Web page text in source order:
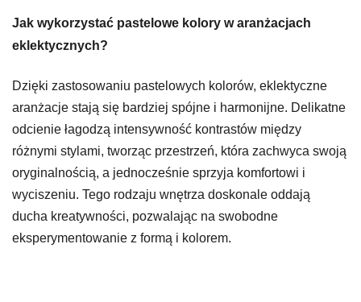
Jak wykorzystać pastelowe kolory w aranżacjach
eklektycznych?
Dzięki zastosowaniu pastelowych kolorów, eklektyczne
aranżacje stają się bardziej spójne i harmonijne. Delikatne
odcienie łagodzą intensywność kontrastów między
różnymi stylami, tworząc przestrzeń, która zachwyca swoją
oryginalnością, a jednocześnie sprzyja komfortowi i
wyciszeniu. Tego rodzaju wnętrza doskonale oddają
ducha kreatywności, pozwalając na swobodne
eksperymentowanie z formą i kolorem.